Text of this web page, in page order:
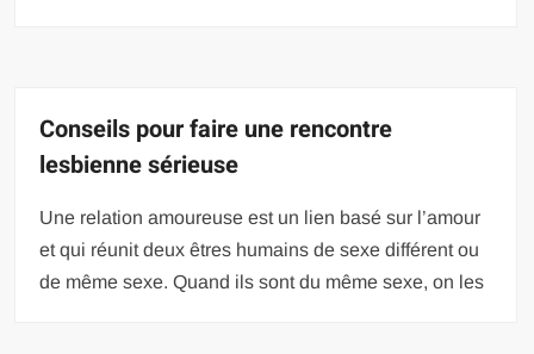
Conseils pour faire une rencontre
lesbienne sérieuse
Une relation amoureuse est un lien basé sur l’amour
et qui réunit deux êtres humains de sexe différent ou
de même sexe. Quand ils sont du même sexe, on les